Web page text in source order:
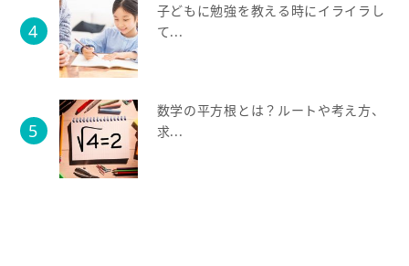
子どもに勉強を教える時にイライラし
て...
数学の平方根とは？ルートや考え方、
求...